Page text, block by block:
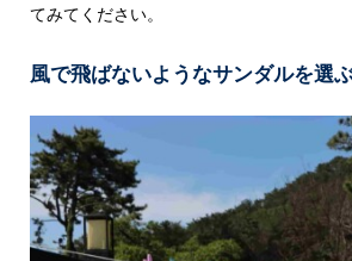
てみてください。
風で飛ばないようなサンダルを選